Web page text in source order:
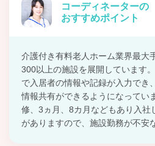
コーディネーターの
おすすめポイント
介護付き有料老人ホーム業界最大
300以上の施設を展開しています
で入居者の情報や記録が入力でき
情報共有ができるようになってい
修、3ヵ月、8カ月などもあり入社
がありますので、施設勤務が不安